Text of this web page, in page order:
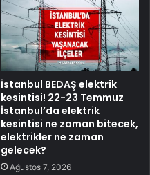
İstanbul BEDAŞ elektrik
kesintisi! 22-23 Temmuz
İstanbul’da elektrik
kesintisi ne zaman bitecek,
elektrikler ne zaman
gelecek?
Ağustos 7, 2026